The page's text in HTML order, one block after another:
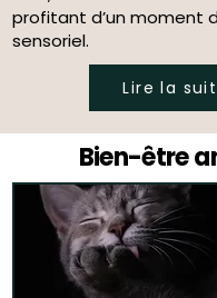
profitant d’un moment
sensoriel.
Lire la
Bien-être